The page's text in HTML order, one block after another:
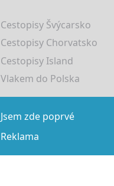
Cestopisy Švýcarsko
Cestopisy Chorvatsko
Cestopisy Island
Vlakem do Polska
Jsem zde poprvé
Reklama